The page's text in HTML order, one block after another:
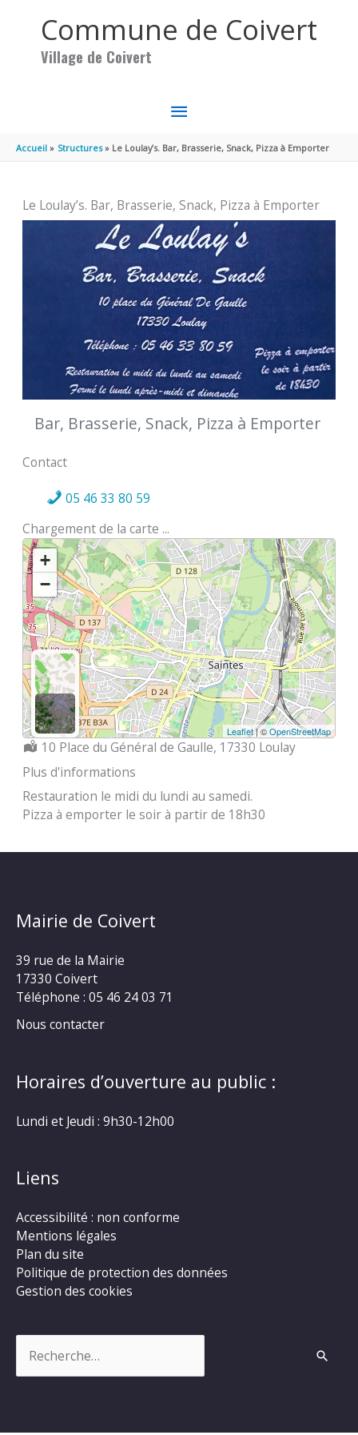
Commune de Coivert
Village de Coivert
MENU
PRINCIPAL
Accueil Structures Le Loulay’s. Bar, Brasserie, Snack, Pizza à Emporter
Le Loulay’s. Bar, Brasserie, Snack, Pizza à Emporter
Bar, Brasserie, Snack, Pizza à Emporter
Contact
05 46 33 80 59
Chargement de la carte ...
+
−
Leaflet| ©OpenStreetMap
Localisation :
10 Place du Général de Gaulle, 17330 Loulay
Plus d'informations
Restauration le midi du lundi au samedi.
Pizza à emporter le soir à partir de 18h30
Mairie de Coivert
39 rue de la Mairie
17330 Coivert
Téléphone : 05 46 24 03 71
Nous contacter
Horaires d’ouverture au public :
Lundi et Jeudi : 9h30-12h00
Liens
Accessibilité : non conforme
Mentions légales
Plan du site
Politique de protection des données
Gestion des cookies